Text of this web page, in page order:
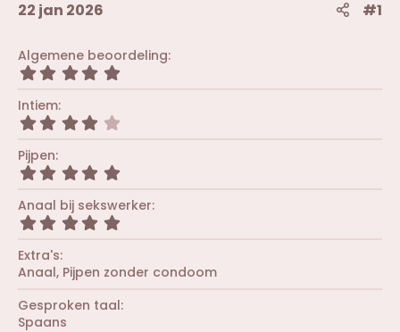
22 jan 2026 #1
Algemene beoordeling
5
r
r
e
n
Intiem
s
e
r
e
n
Pijpen
5
0
0
s
r
r
e
Anaal bij sekswerker
5
0
s
e
Extra's
Anaal Pijpen zonder condoom
Gesproken taal
Spaans